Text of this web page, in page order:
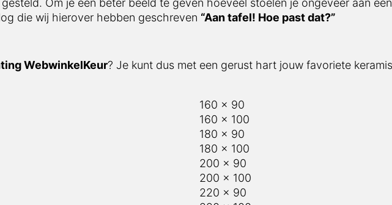
Om je een beter beeld te geven hoeveel stoelen je ongeveer aan een
die wij hierover hebben geschreven“Aan tafel! Hoe past dat?”
WebwinkelKeur? Je kunt dus met een gerust hart jouw favoriete
160 x 100
180 x 90
180 x 100
200 x 90
200 x 100
220 x 90
220 x 100